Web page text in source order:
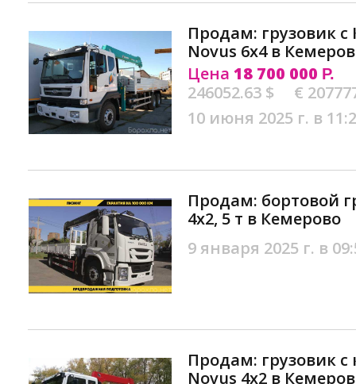
Продам: грузовик с
Novus 6х4 в
Цена 18 700 000 Р.
246052.63 $
€
10 июня 2025 г. в
Продам: бopтовой
4х2, 5 т в Кемерово
9 января 2025 г. в
Продам: грузовик с
Novus 4x2 в